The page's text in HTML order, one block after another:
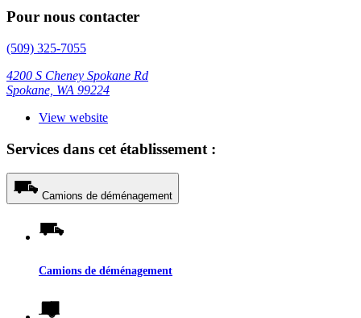
Pour nous contacter
(509) 325-7055
4200 S Cheney Spokane Rd
Spokane, WA 99224
View website
Services dans cet établissement :
Camions de déménagement
Camions de déménagement